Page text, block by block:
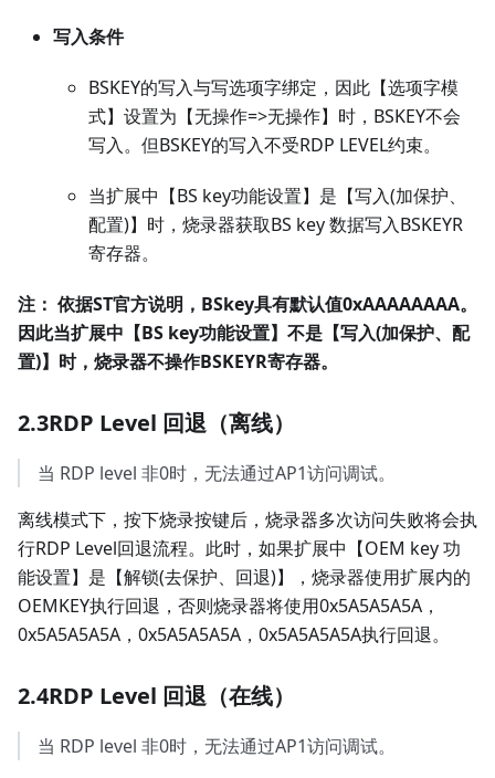
写入条件
BSKEY的写入与写选项字绑定，因此【选项字模
式】设置为【无操作=>无操作】时，BSKEY不会
写入。但BSKEY的写入不受RDP LEVEL约束。
当扩展中【BS key功能设置】是【写入(加保护、
配置)】时，烧录器获取BS key 数据写入BSKEYR
寄存器。
注： 依据ST官方说明，BSkey具有默认值0xAAAAAAAA。
因此当扩展中【BS key功能设置】不是【写入(加保护、配
置)】时，烧录器不操作BSKEYR寄存器。
2.3RDP Level 回退（离线）
当 RDP level 非0时，无法通过AP1访问调试。
离线模式下，按下烧录按键后，烧录器多次访问失败将会执
行RDP Level回退流程。此时，如果扩展中【OEM key 功
能设置】是【解锁(去保护、回退)】，烧录器使用扩展内的
OEMKEY执行回退，否则烧录器将使用0x5A5A5A5A，
0x5A5A5A5A，0x5A5A5A5A，0x5A5A5A5A执行回退。
2.4RDP Level 回退（在线）
当 RDP level 非0时，无法通过AP1访问调试。